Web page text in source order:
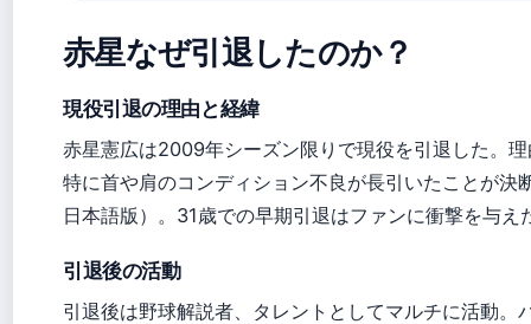
赤星なぜ引退したのか？
現役引退の理由と経緯
赤星憲広は2009年シーズン限りで現役を引退した。
特に首や肩のコンディション不良が長引いたことが
日本語版）。31歳での早期引退はファンに衝撃を与え
引退後の活動
引退後は野球解説者、タレントとしてマルチに活動。